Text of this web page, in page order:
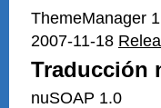
ThemeManager
2007-11-18
Traducción
nuSOAP 1.0